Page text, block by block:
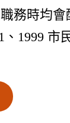
務時均
1999 市